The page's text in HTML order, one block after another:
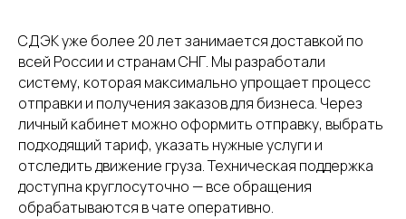
СДЭК уже более 20 лет занимается доставкой по
всей России и странам СНГ. Мы разработали
систему, которая максимально упрощает процесс
отправки и получения заказов для бизнеса. Через
личный кабинет можно оформить отправку, выбрать
подходящий тариф, указать нужные услуги и
отследить движение груза. Техническая поддержка
доступна круглосуточно — все обращения
обрабатываются в чате оперативно.